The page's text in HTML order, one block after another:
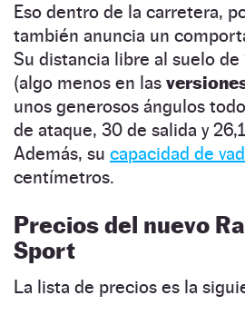
Eso dentro de la carretera,
también anuncia un
Su distancia libre al suelo
(algo menos en las
unos generosos ángulos
de ataque, 30 de salida y
Además, su capacidad de
centímetros.
Precios del nuevo
Sport
La lista de precios es la